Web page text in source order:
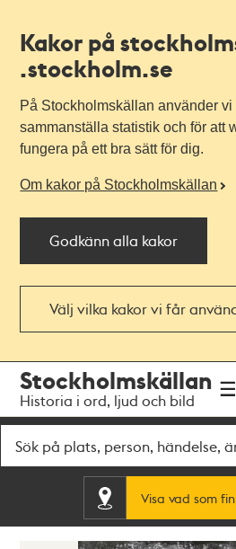
Kakor på
.stockholm.se
På Stockholmskällan använder
sammanställa statistik och för att
fungera på ett bra sätt för dig.
Om kakor på Stockholmskällan
Godkänn alla kakor
Välj vilka kakor vi får
navigationen
huvudinnehållet
Stockholmskällan
Historia i ord, ljud och bild
Visa vad som